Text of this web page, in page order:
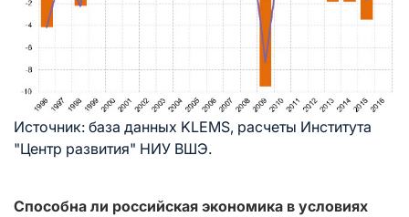
Источник: база данных KLEMS, расчеты Института
"Центр развития" НИУ ВШЭ.
Способна ли российская экономика в условиях